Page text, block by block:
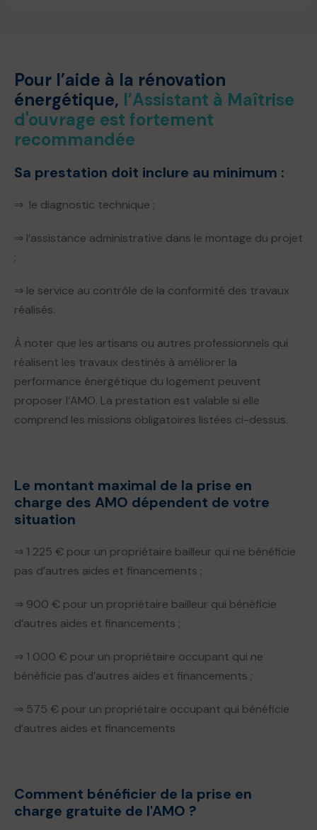
Pour l’aide à la rénovation
énergétique, l’Assistant à Maîtrise
d'ouvrage est fortement
recommandée
Sa prestation doit inclure au minimum :
⇒ le diagnostic technique ;
⇒ l’assistance administrative dans le montage du projet
;
⇒ le service au contrôle de la conformité des travaux
réalisés.
À noter que les artisans ou autres professionnels qui
réalisent les travaux destinés à améliorer la
performance énergétique du logement peuvent
proposer l’AMO. La prestation est valable si elle
comprend les missions obligatoires listées ci-dessus.
Le montant maximal de la prise en
charge des AMO dépendent de votre
situation
⇒ 1 225 € pour un propriétaire bailleur qui ne bénéficie
pas d’autres aides et financements ;
⇒ 900 € pour un propriétaire bailleur qui bénéficie
d’autres aides et financements ;
⇒ 1 000 € pour un propriétaire occupant qui ne
bénéficie pas d’autres aides et financements ;
⇒ 575 € pour un propriétaire occupant qui bénéficie
d’autres aides et financements
Comment bénéficier de la prise en
charge gratuite de l'AMO ?